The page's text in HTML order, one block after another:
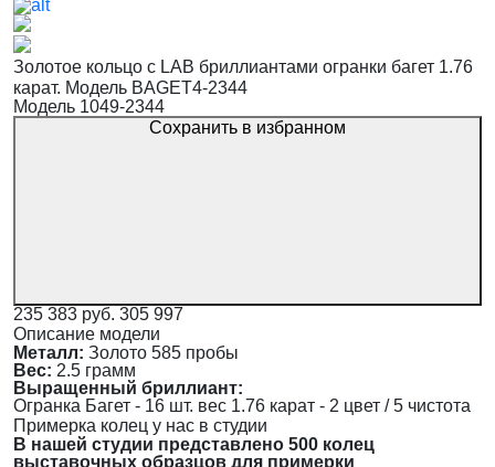
Золотое кольцо с LAB бриллиантами огранки багет 1.76
карат. Модель BAGET4-2344
Модель 1049-2344
Сохранить в избранном
235 383 руб. 305 997
Описание модели
Металл: Золото 585 пробы
Вес: 2.5 грамм
Выращенный бриллиант:
Огранка Багет - 16 шт. вес 1.76 карат - 2 цвет / 5 чистота
Примерка колец у нас в студии
В нашей студии представлено 500 колец
выставочных образцов для примерки